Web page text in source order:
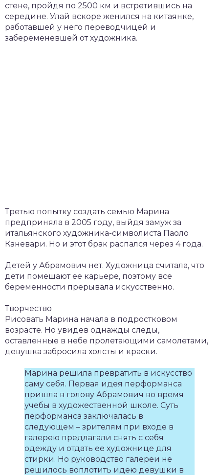
стене, пройдя по 2500 км и встретившись на
середине. Улай вскоре женился на китаянке,
работавшей у него переводчицей и
забеременевшей от художника.
Третью попытку создать семью Марина
предприняла в 2005 году, выйдя замуж за
итальянского художника-символиста Паоло
Каневари. Но и этот брак распался через 4 года.
Детей у Абрамович нет. Художница считала, что
дети помешают ее карьере, поэтому все
беременности прерывала искусственно.
Творчество
Рисовать Марина начала в подростковом
возрасте. Но увидев однажды следы,
оставленные в небе пролетающими самолетами,
девушка забросила холсты и краски.
Марина решила превратить в искусство
саму себя. Первая идея перформанса
пришла в голову Абрамович во время
учебы в художественной школе. Суть
перформанса заключалась в
следующем – зрителям при входе в
галерею предлагали снять с себя
одежду и отдать ее художнице для
стирки. Но руководство галереи не
решилось воплотить идею девушки в